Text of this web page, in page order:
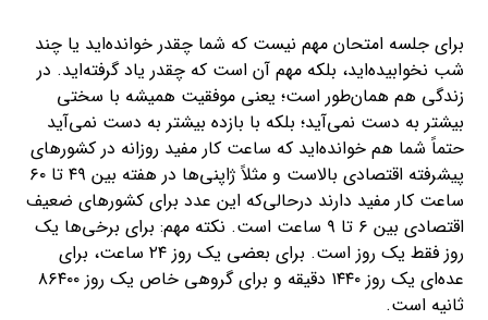
برای جلسه امتحان مهم نیست که شما چقدر خوانده‌اید یا چند
شب نخوابیده‌اید، بلکه مهم آن است که چقدر یاد گرفته‌اید. در
زندگی هم همان‌طور است؛ یعنی موفقیت همیشه با سختی
بیشتر به دست نمی‌آید؛ بلکه با بازده بیشتر به دست نمی‌آید
حتماً شما هم خوانده‌اید که ساعت کار مفید روزانه در کشورهای
پیشرفته اقتصادی بالاست و مثلاً ژاپنی‌ها در هفته بین ۴۹ تا ۶۰
ساعت کار مفید دارند درحالی‌که این عدد برای کشورهای ضعیف
اقتصادی بین ۶ تا ۹ ساعت است. نکته مهم: برای برخی‌ها یک
روز فقط یک روز است. برای بعضی یک روز ۲۴ ساعت، برای
عده‌ای یک روز ۱۴۴۰ دقیقه و برای گروهی خاص یک روز ۸۶۴۰۰
ثانیه است.